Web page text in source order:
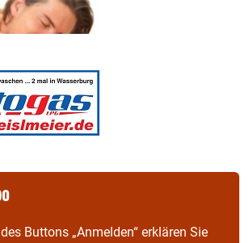
Buttons „Anmelden“ erklären Sie